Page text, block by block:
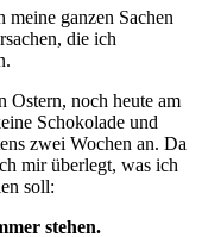
ganzen Sachen
die ich
Ostern, noch heute am
Schokolade und
zwei Wochen an. Da
mir überlegt, was ich
soll:
stehen.